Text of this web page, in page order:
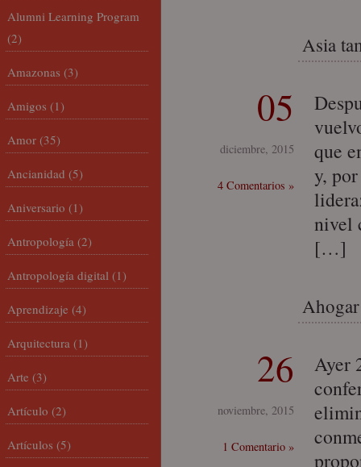
Asia
05
diciembre, 2015
4 Comentarios »
que
y,
nivel
[…]
26
noviembre, 2015
1 Comentario »
Ayer
Alumni Learning Program
(2)
Amazonas (3)
Amigos (1)
Amor (35)
Ancianidad (5)
Aniversario (1)
Antropología (2)
Antropología digital (1)
Aprendizaje (4)
Arquitectura (1)
Arte (3)
Artículo (2)
Artículos (5)